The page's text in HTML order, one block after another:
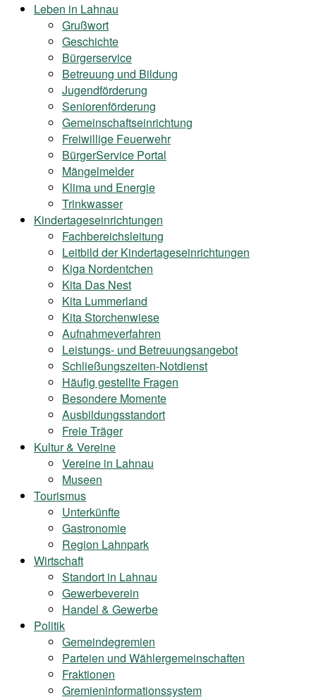
Leben in Lahnau
Grußwort
Geschichte
Bürgerservice
Betreuung und Bildung
Jugendförderung
Seniorenförderung
Gemeinschaftseinrichtung
Freiwillige Feuerwehr
BürgerService Portal
Mängelmelder
Klima und Energie
Trinkwasser
Kindertageseinrichtungen
Fachbereichsleitung
Leitbild der Kindertageseinrichtungen
Kiga Nordentchen
Kita Das Nest
Kita Lummerland
Kita Storchenwiese
Aufnahmeverfahren
Leistungs- und Betreuungsangebot
Schließungszeiten-Notdienst
Häufig gestellte Fragen
Besondere Momente
Ausbildungsstandort
Freie Träger
Kultur & Vereine
Vereine in Lahnau
Museen
Tourismus
Unterkünfte
Gastronomie
Region Lahnpark
Wirtschaft
Standort in Lahnau
Gewerbeverein
Handel & Gewerbe
Politik
Gemeindegremien
Parteien und Wählergemeinschaften
Fraktionen
Gremieninformationssystem